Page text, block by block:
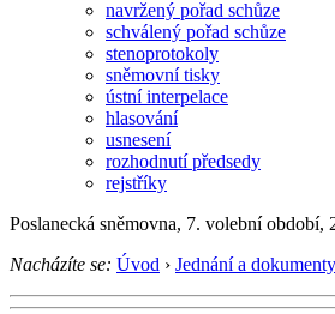
navržený pořad schůze
schválený pořad schůze
stenoprotokoly
sněmovní tisky
ústní interpelace
hlasování
usnesení
rozhodnutí předsedy
rejstříky
Poslanecká sněmovna, 7. volební období,
Nacházíte se: Úvod › Jednání a dokumenty